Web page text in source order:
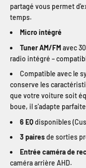
partagé vous permet
temps.
Micro intégré
Tuner AM/FMavec
radio intégré –
Compatible avec le
conserve les
que votre voiture soit
boue, il s'adapte
6 EQdisponibles
3 pairesde sorties
Entrée caméra de
caméra arrière AHD.